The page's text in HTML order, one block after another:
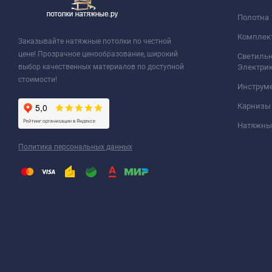
Заказывайте натяжные потолки по честной
цене! Прозрачное ценообразование, широкий
выбор качественных материалов по доступной
стоимости!
Политика персональных данных
Полотна
Карнизы